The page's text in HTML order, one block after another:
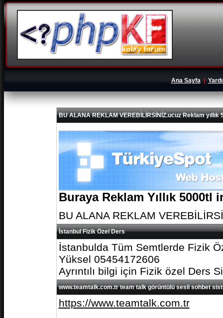
Ana Sayfa|
BU ALANA REKLAM VEREBİLİRSİNİZ.ucuz Reklam yıllık
Buraya Reklam Yıllık
BU ALANA REKLAM
İstanbul Fizik Özel Ders
İstanbulda Tüm Semtlerde Fizik
Yüksel 05454172606
Ayrıntılı bilgi için Fizik özel Ders
www.teamtalk.com.tr team talk görüntülü sesli sohbet
https://www.teamtalk.com.tr